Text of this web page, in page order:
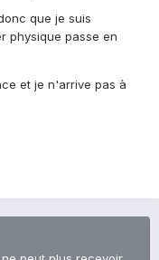
que je suis
physique passe en
et je n'arrive pas à